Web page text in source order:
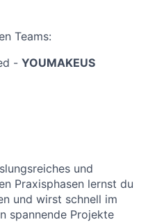
Teams:
- YOUMAKEUS
und
Praxisphasen lernst du
und wirst schnell im
spannende Projekte